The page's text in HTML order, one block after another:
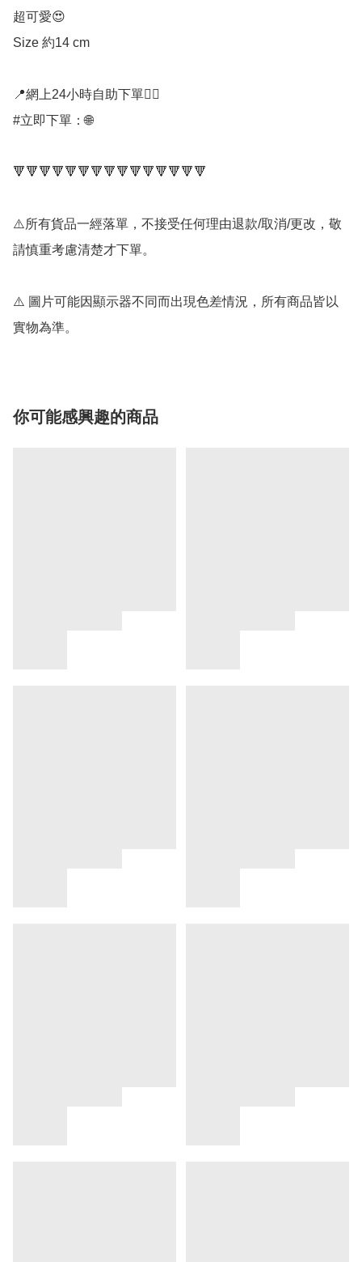
超可愛😍
Size 約14 cm
📍網上24小時自助下單👍🏻
#立即下單：🌐
🔻🔻🔻🔻🔻🔻🔻🔻🔻🔻🔻🔻🔻🔻🔻
⚠️所有貨品一經落單，不接受任何理由退款/取消/更改，敬
請慎重考慮清楚才下單。
⚠️ 圖片可能因顯示器不同而出現色差情況，所有商品皆以
實物為準。
你可能感興趣的商品